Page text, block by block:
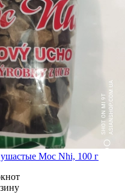
Moc Nhi, 100 г